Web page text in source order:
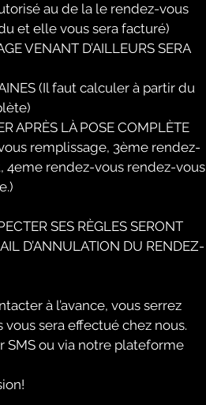
au de la le rendez-vous
et elle vous sera facturé)
VENANT D’AILLEURS SERA
(Il faut calculer à partir du
APRÈS LÀ POSE COMPLÈTE
remplissage, 3ème rendez-
4eme rendez-vous rendez-vous
SES RÈGLES SERONT
D’ANNULATION DU RENDEZ-
à l’avance, vous serrez
sera effectué chez nous.
SMS ou via notre plateforme